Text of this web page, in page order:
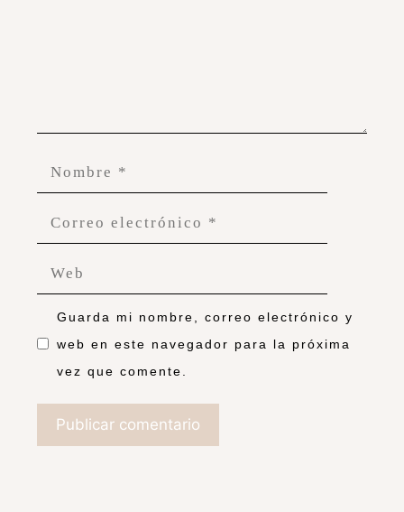
Guarda mi nombre, correo electrónico y
web en este navegador para la próxima
vez que comente.